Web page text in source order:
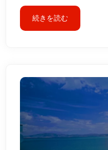
続きを読む